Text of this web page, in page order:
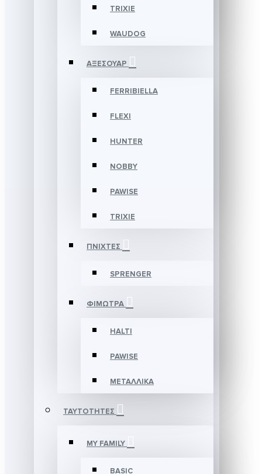
TRIXIE
WAUDOG
ΑΞΕΣΟΥΑΡ
FERRIBIELLA
FLEXI
HUNTER
NOBBY
PAWISE
TRIXIE
ΠΝΙΧΤΕΣ
SPRENGER
ΦΙΜΩΤΡΑ
HALTI
PAWISE
ΜΕΤΑΛΛΙΚΑ
ΤΑΥΤΟΤΗΤΕΣ
MY FAMILY
BASIC